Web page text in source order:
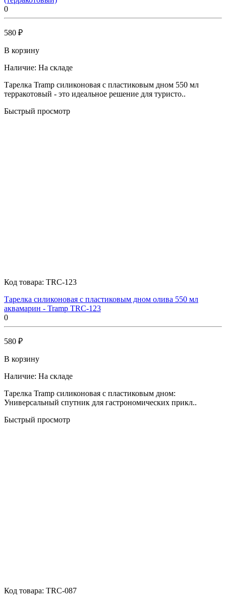
0
580 ₽
В корзину
Наличие: На складе
Тарелка Tramp силиконовая с пластиковым дном 550 мл
терракотовый - это идеальное решение для туристо..
Быстрый просмотр
Код товара: TRC-123
Тарелка силиконовая с пластиковым дном олива 550 мл
аквамарин - Tramp TRC-123
0
580 ₽
В корзину
Наличие: На складе
Тарелка Tramp силиконовая с пластиковым дном:
Универсальный спутник для гастрономических прикл..
Быстрый просмотр
Код товара: TRC-087